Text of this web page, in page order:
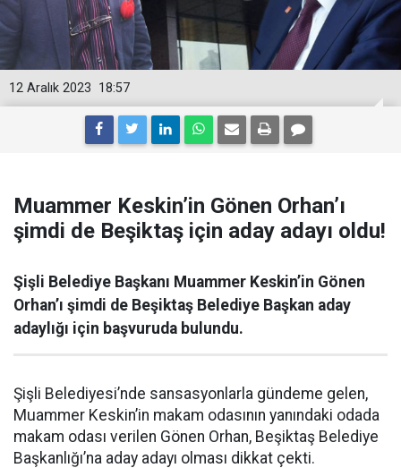
18:57
12 Aralık 2023
Muammer Keskin’in Gönen Orhan’ı
şimdi de Beşiktaş için aday adayı oldu!
Şişli Belediye Başkanı Muammer Keskin’in Gönen
Orhan’ı şimdi de Beşiktaş Belediye Başkan aday
adaylığı için başvuruda bulundu.
Şişli Belediyesi’nde sansasyonlarla gündeme gelen,
Muammer Keskin’in makam odasının yanındaki odada
makam odası verilen Gönen Orhan, Beşiktaş Belediye
Başkanlığı’na aday adayı olması dikkat çekti.